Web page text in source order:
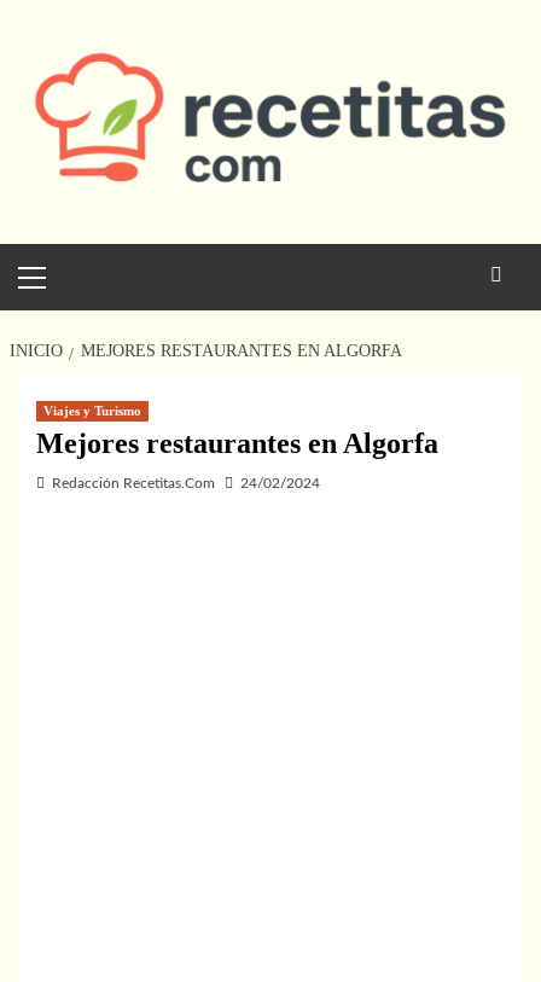
contenido
principal
INICIO MEJORES RESTAURANTES EN ALGORFA
Viajes y Turismo
Mejores restaurantes en Algorfa
Redacción Recetitas.Com 24/02/2024